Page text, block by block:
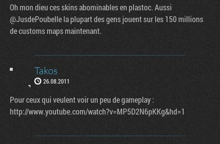
Oh mon dieu ces skins abominables en plastoc. Aussi
@JusdePoubelle la plupart des gens jouent sur les 150 millions
de customs maps maintenant.
Takos
26.08.2011
Pour ceux qui veulent voir un peu de gameplay :
http://www.youtube.com/watch?v=MP5D2N6pKKg&hd=1